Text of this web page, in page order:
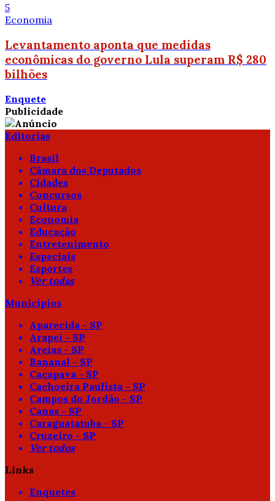
5
Economia
Levantamento aponta que medidas
econômicas do governo Lula superam R$ 280
bilhões
Enquete
Publicidade
Editorias
Brasil
Câmara dos Deputados
Cidades
Concursos
Cultura
Economia
Educação
Entretenimento
Especiais
Esportes
Ver todas
Municípios
Aparecida - SP
Arapeí - SP
Areias - SP
Bananal - SP
Caçapava - SP
Cachoeira Paulista - SP
Campos do Jordão - SP
Canas - SP
Caraguatatuba - SP
Cruzeiro - SP
Ver todos
Links
Enquetes